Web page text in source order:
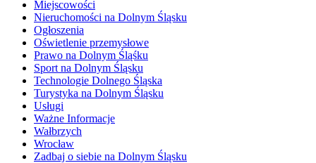
Miejscowości
Nieruchomości na Dolnym Śląsku
Ogłoszenia
Oświetlenie przemysłowe
Prawo na Dolnym Śląśku
Sport na Dolnym Śląsku
Technologie Dolnego Śląska
Turystyka na Dolnym Śląsku
Usługi
Ważne Informacje
Wałbrzych
Wrocław
Zadbaj o siebie na Dolnym Śląsku